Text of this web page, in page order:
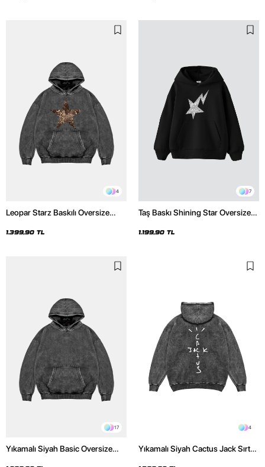
4
Leopar Starz Baskılı Oversize
Hoodie
1.399,90 TL
7
Taş Baskı Shining Star Oversize
1.199,90 TL
17
Yıkamalı Siyah Basic Oversize
4
Yıkamalı Siyah Cactus Jack Sırt